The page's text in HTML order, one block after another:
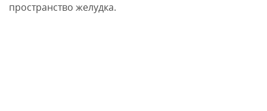
пространство желудка.